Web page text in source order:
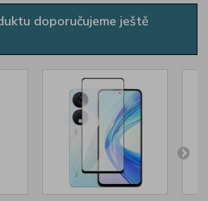
doporučujeme ještě